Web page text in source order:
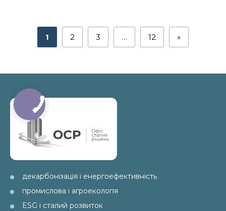
1 2 3 … 12 »
декарбонізація і енергоефективність
промислова і агроекологія
ESG і сталий розвиток